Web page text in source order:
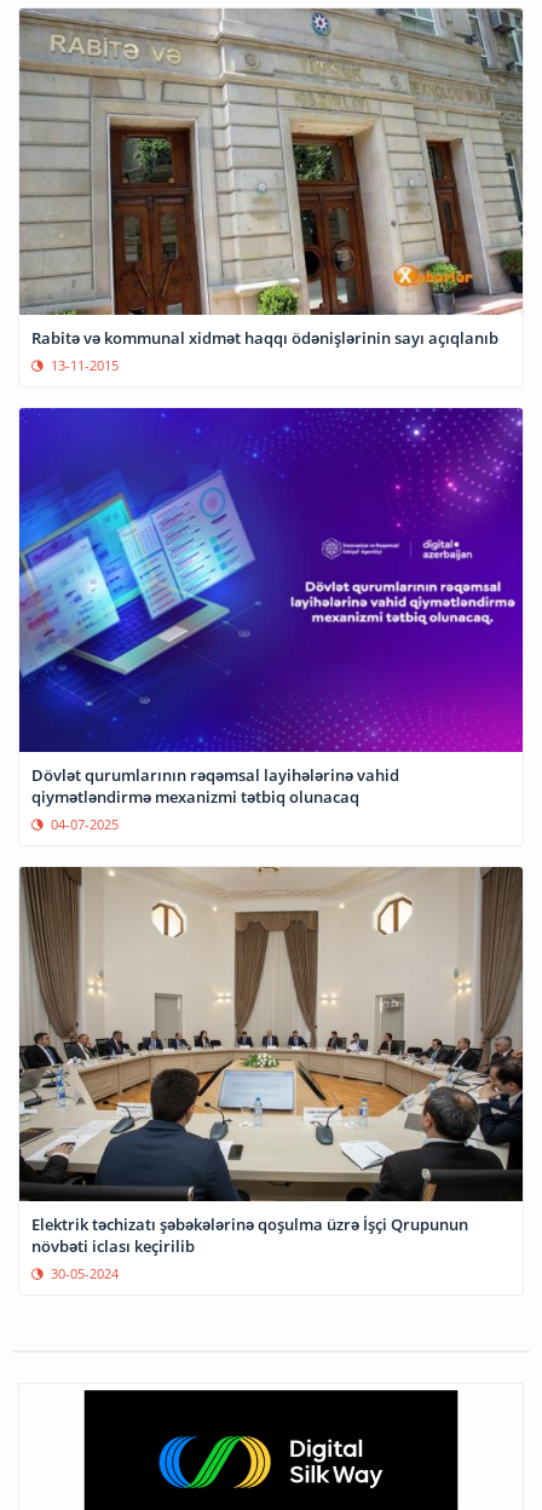
Rabitə və kommunal xidmət haqqı ödənişlərinin sayı açıqlanıb
13-11-2015
Dövlət qurumlarının rəqəmsal layihələrinə vahid
qiymətləndirmə mexanizmi tətbiq olunacaq
04-07-2025
Elektrik təchizatı şəbəkələrinə qoşulma üzrə İşçi Qrupunun
növbəti iclası keçirilib
30-05-2024